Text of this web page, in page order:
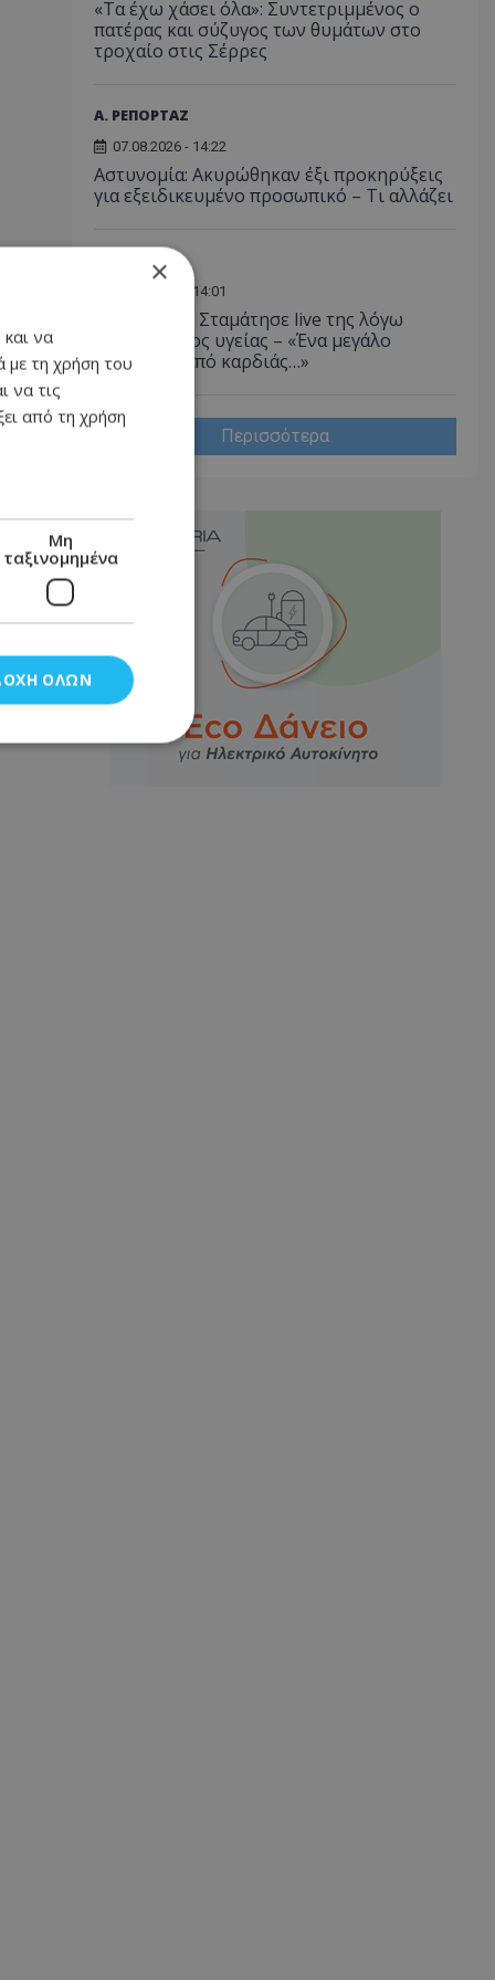
«Τα έχω χάσει όλα»: Συντετριμμένος ο
πατέρας και σύζυγος των θυμάτων στο
τροχαίο στις Σέρρες
Α. ΡΕΠΟΡΤΑΖ
07.08.2026 - 14:22
Αστυνομία: Ακυρώθηκαν έξι προκηρύξεις
για εξειδικευμένο προσωπικό – Τι αλλάζει
07.08.2026 - 14:01
Ανδρομάχη: Σταμάτησε live της λόγω
προβλήματος υγείας – «Ένα μεγάλο
συγγνώμη από καρδιάς…»
Περισσότερα
×
και να
με τη χρήση του
να τις
από τη χρήση
Μη
ταξινομημένα
ΌΛΩΝ
και τη
το
του χρήστη
σύμφωνα με τον
των
τη
χρήστη και τις
του
με διάφορες
ότι
ανθρώπων
είναι επωφελές
Cookie-
θυμάται τις